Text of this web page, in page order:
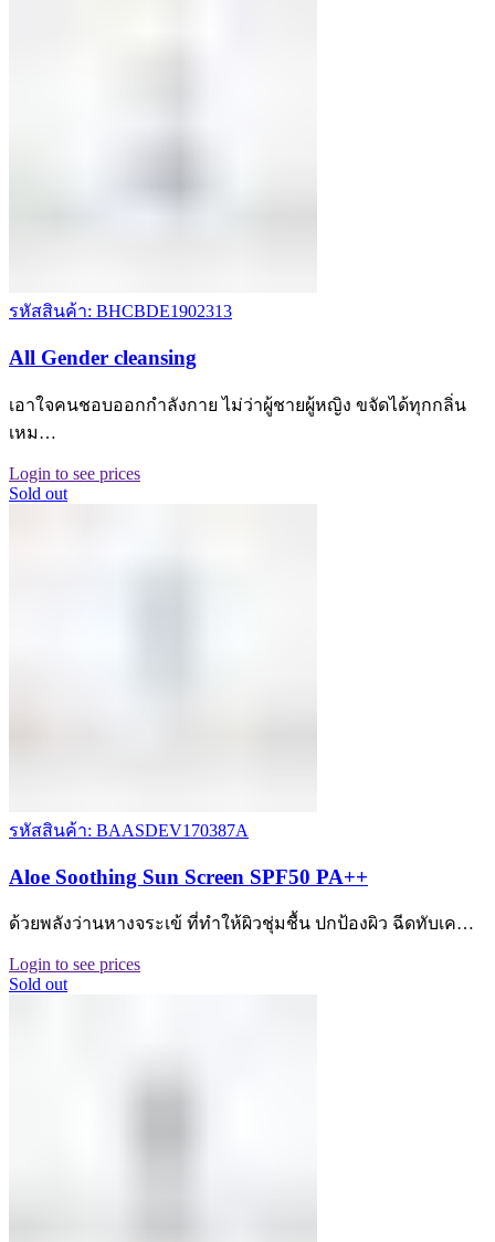
รหัสสินค้า: BHCBDE1902313
All Gender cleansing
เอาใจคนชอบออกกำลังกาย ไม่ว่าผู้ชายผู้หญิง ขจัดได้ทุกกลิ่น
เหม…
Login to see prices
Sold out
รหัสสินค้า: BAASDEV170387A
Aloe Soothing Sun Screen SPF50 PA++
ด้วยพลังว่านหางจระเข้ ที่ทำให้ผิวชุ่มชื้น ปกป้องผิว ฉีดทับเค…
Login to see prices
Sold out